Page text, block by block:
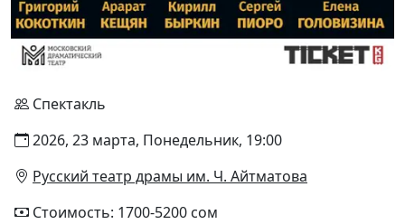
Спектакль
2026, 23 марта, Понедельник, 19:00
Русский театр драмы им. Ч. Айтматова
Стоимость: 1700-5200 сом